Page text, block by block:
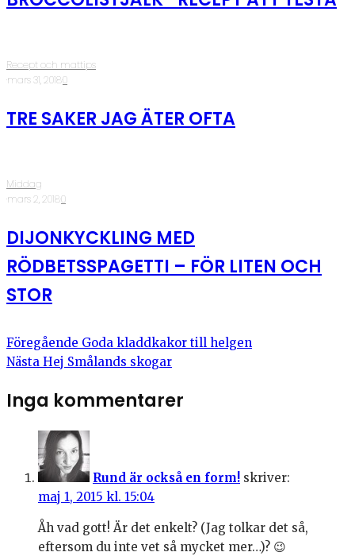
Recept och mattips
·mars 31, 2018·0
TRE SAKER JAG ÄTER OFTA
Middag
·mars 2, 2018·0
DIJONKYCKLING MED
RÖDBETSSPAGETTI – FÖR LITEN OCH
STOR
Föregående Goda kladdkakor till helgen
Nästa Hej Smålands skogar
Inga kommentarer
Rund är också en form! skriver:
maj 1, 2015 kl. 15:04
Åh vad gott! Är det enkelt? (Jag tolkar det så,
eftersom du inte vet så mycket mer…)? 😉